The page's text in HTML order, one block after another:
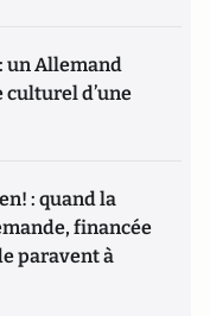
un Allemand
d’une
: quand la
financée
paravent à